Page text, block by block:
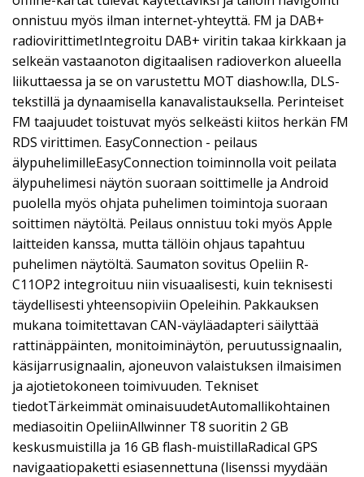
onnistuu myös ilman internet-yhteyttä. FM ja DAB+
radiovirittimetIntegroitu DAB+ viritin takaa kirkkaan ja
selkeän vastaanoton digitaalisen radioverkon alueella
liikuttaessa ja se on varustettu MOT diashow:lla, DLS-
tekstillä ja dynaamisella kanavalistauksella. Perinteiset
FM taajuudet toistuvat myös selkeästi kiitos herkän FM
RDS virittimen. EasyConnection - peilaus
älypuhelimilleEasyConnection toiminnolla voit peilata
älypuhelimesi näytön suoraan soittimelle ja Android
puolella myös ohjata puhelimen toimintoja suoraan
soittimen näytöltä. Peilaus onnistuu toki myös Apple
laitteiden kanssa, mutta tällöin ohjaus tapahtuu
puhelimen näytöltä. Saumaton sovitus Opeliin R-
C11OP2 integroituu niin visuaalisesti, kuin teknisesti
täydellisesti yhteensopiviin Opeleihin. Pakkauksen
mukana toimitettavan CAN-väyläadapteri säilyttää
rattinäppäinten, monitoiminäytön, peruutussignaalin,
käsijarrusignaalin, ajoneuvon valaistuksen ilmaisimen
ja ajotietokoneen toimivuuden. Tekniset
tiedotTärkeimmät ominaisuudetAutomallikohtainen
mediasoitin OpeliinAllwinner T8 suoritin 2 GB
keskusmuistilla ja 16 GB flash-muistillaRadical GPS
navigaatiopaketti esiasennettuna (lisenssi myydään